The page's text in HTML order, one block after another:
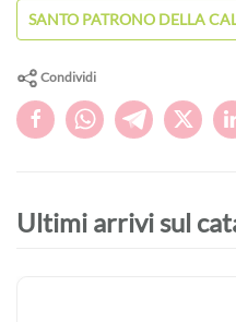
SANTO PATRONO DELLA
Condividi
Ultimi arrivi sul